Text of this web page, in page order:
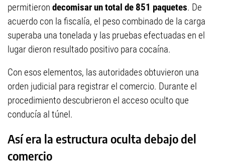
permitieron decomisar un total de 851 paquetes. De
acuerdo con la fiscalía, el peso combinado de la carga
superaba una tonelada y las pruebas efectuadas en el
lugar dieron resultado positivo para cocaína.
Con esos elementos, las autoridades obtuvieron una
orden judicial para registrar el comercio. Durante el
procedimiento descubrieron el acceso oculto que
conducía al túnel.
Así era la estructura oculta debajo del
comercio